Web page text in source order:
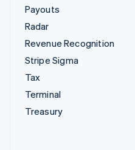
Payouts
Radar
Revenue Recognition
Stripe Sigma
Tax
Terminal
Treasury